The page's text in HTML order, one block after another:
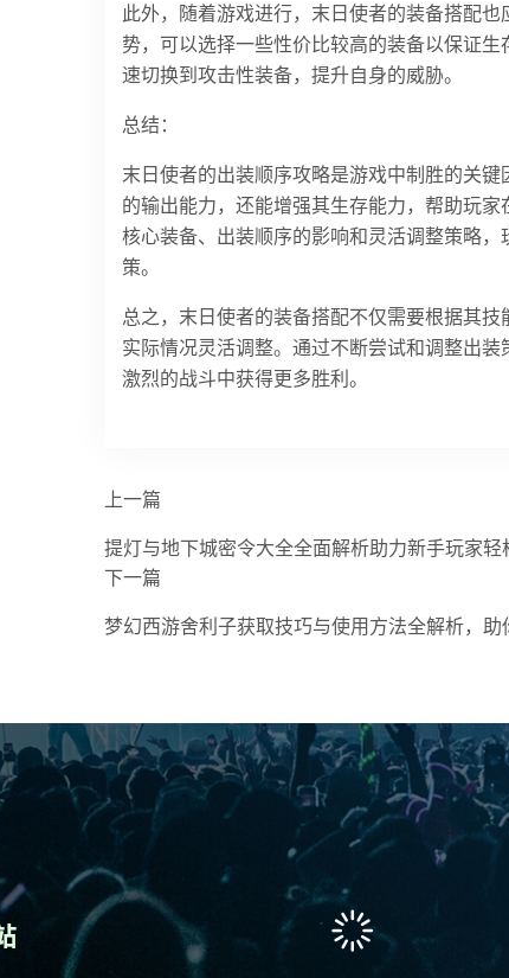
此外，随着游戏进行，末日使者的装备搭配
势，可以选择一些性价比较高的装备以保证
速切换到攻击性装备，提升自身的威胁。
总结：
末日使者的出装顺序攻略是游戏中制胜的关
的输出能力，还能增强其生存能力，帮助玩
核心装备、出装顺序的影响和灵活调整策略
策。
总之，末日使者的装备搭配不仅需要根据其
实际情况灵活调整。通过不断尝试和调整出
激烈的战斗中获得更多胜利。
上一篇
提灯与地下城密令大全全面解析助力新手玩家轻
下一篇
梦幻西游舍利子获取技巧与使用方法全解析，